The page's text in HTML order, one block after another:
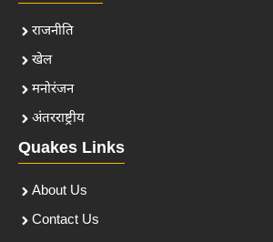
राजनीति
खेल
मनोरंजन
अंतरराष्ट्रीय
Quakes Links
About Us
Contact Us